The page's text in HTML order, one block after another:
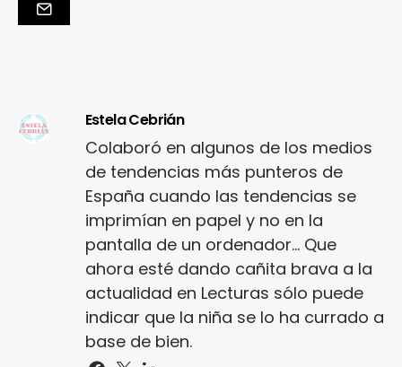
Estela Cebrián
Colaboró en algunos de los medios
de tendencias más punteros de
España cuando las tendencias se
imprimían en papel y no en la
pantalla de un ordenador... Que
ahora esté dando cañita brava a la
actualidad en Lecturas sólo puede
indicar que la niña se lo ha currado a
base de bien.